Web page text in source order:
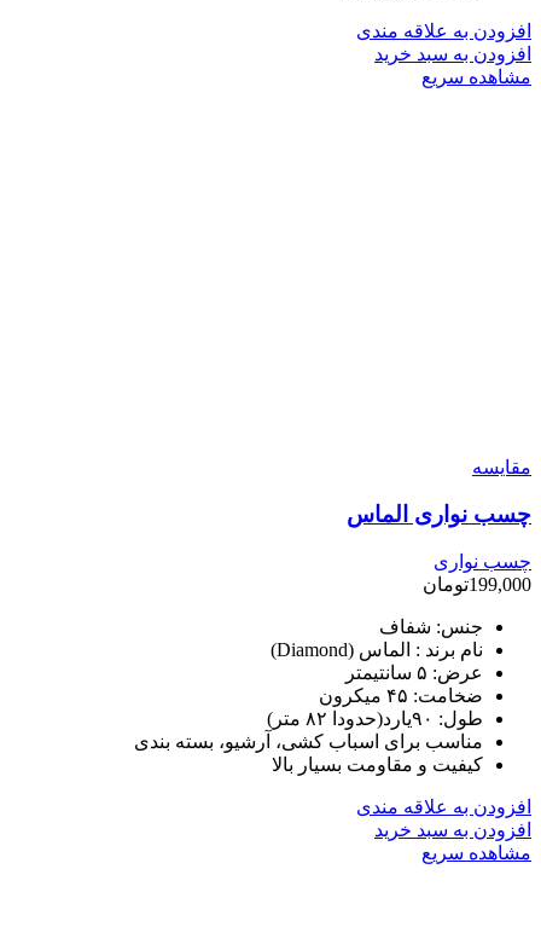
افزودن به علاقه مندی
افزودن به سبد خرید
مشاهده سریع
مقایسه
چسب نواری الماس
چسب نواری
199,000تومان
جنس: شفاف
نام برند : الماس (Diamond)
عرض: ۵ سانتیمتر
ضخامت: ۴۵ میکرون
طول: ۹۰یارد(حدودا ۸۲ متر)
مناسب برای اسباب کشی، آرشیو، بسته بندی
کیفیت و مقاومت بسیار بالا
افزودن به علاقه مندی
افزودن به سبد خرید
مشاهده سریع